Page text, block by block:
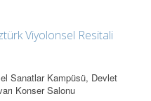
Viyolonsel Resitali
Sanatlar Kampüsü, Devlet
Konser Salonu